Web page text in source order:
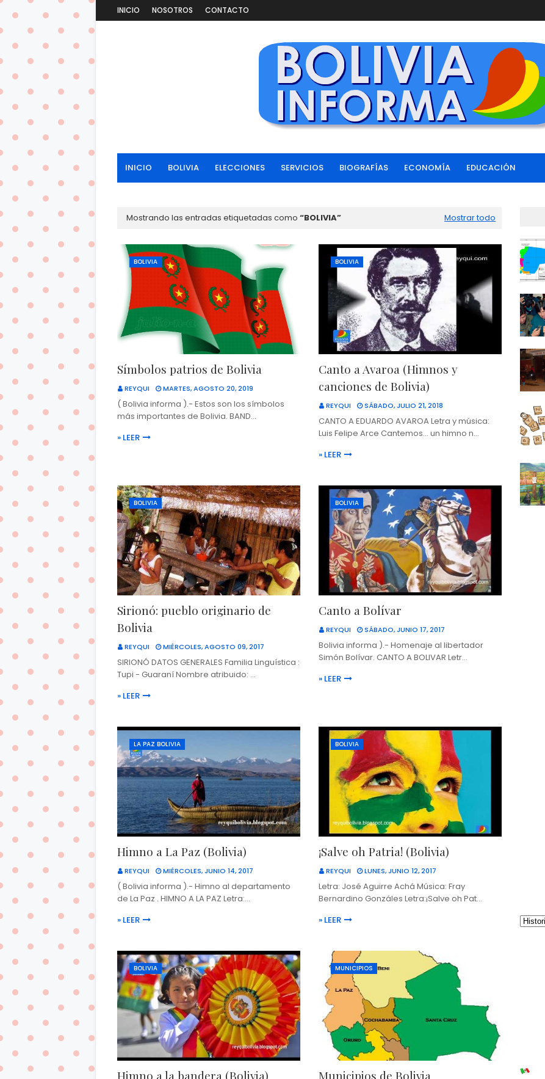
INICIO NOSOTROS CONTACTO
INICIO BOLIVIA ELECCIONES SERVICIOS BIOGRAFÍAS ECONOMÍA EDUCACIÓN
Mostrando las entradas etiquetadas como BOLIVIA Mostrar todo
BOLIVIA
Símbolos patrios de Bolivia
REYQUI MARTES, AGOSTO 20, 2019
( Bolivia informa ).- Estos son los símbolos
más importantes de Bolivia. BAND…
» LEER
BOLIVIA
Canto a Avaroa (Himnos y
canciones de Bolivia)
REYQUI SÁBADO, JULIO 21, 2018
CANTO A EDUARDO AVAROA Letra y música:
Luis Felipe Arce Cantemos... un himno n…
» LEER
BOLIVIA
Sirionó: pueblo originario de
Bolivia
REYQUI MIÉRCOLES, AGOSTO 09, 2017
SIRIONÓ DATOS GENERALES Familia Linguística :
Tupi - Guaraní Nombre atribuido: …
» LEER
BOLIVIA
Canto a Bolívar
REYQUI SÁBADO, JUNIO 17, 2017
Bolivia informa ).- Homenaje al libertador
Simón Bolívar. CANTO A BOLIVAR Letr…
» LEER
LA PAZ BOLIVIA
Himno a La Paz (Bolivia)
REYQUI MIÉRCOLES, JUNIO 14, 2017
( Bolivia informa ).- Himno al departamento
de La Paz . HIMNO A LA PAZ Letra:…
» LEER
BOLIVIA
¡Salve oh Patria! (Bolivia)
REYQUI LUNES, JUNIO 12, 2017
Letra: José Aguirre Achá Música: Fray
Bernardino Gonzáles Letra:¡Salve oh Pat…
» LEER
BOLIVIA
Himno a la bandera (Bolivia)
MUNICIPIOS
Municipios de Bolivia